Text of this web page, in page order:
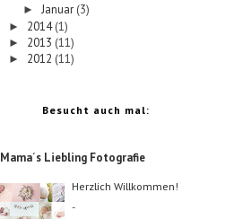
► Januar (3)
► 2014(1)
► 2013 (11)
► 2012 (11)
Besucht auch mal:
Mama´s Liebling Fotografie
Herzlich Willkommen!
-